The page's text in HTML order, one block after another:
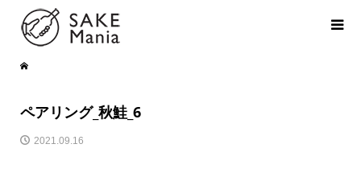
ペアリング_秋鮭_6
2021.09.16